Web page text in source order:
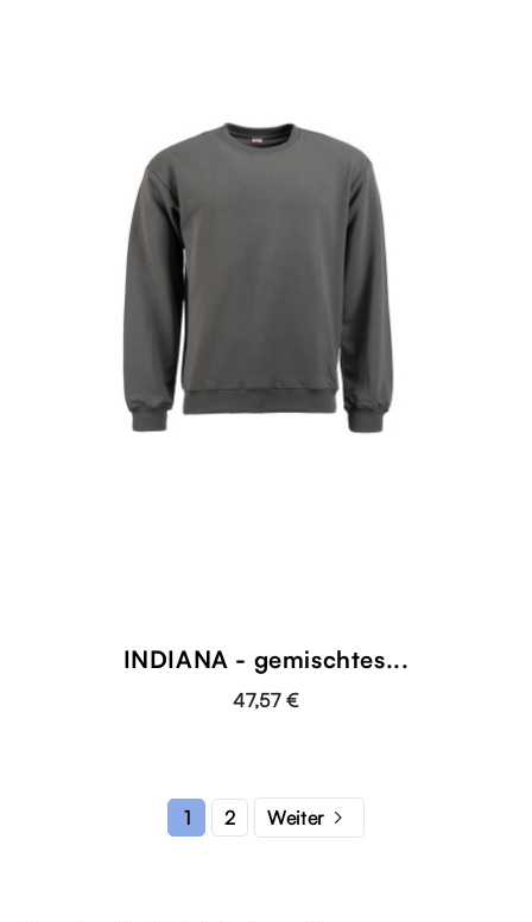
INDIANA - gemischtes...
47,57 €
1 2 Weiter 